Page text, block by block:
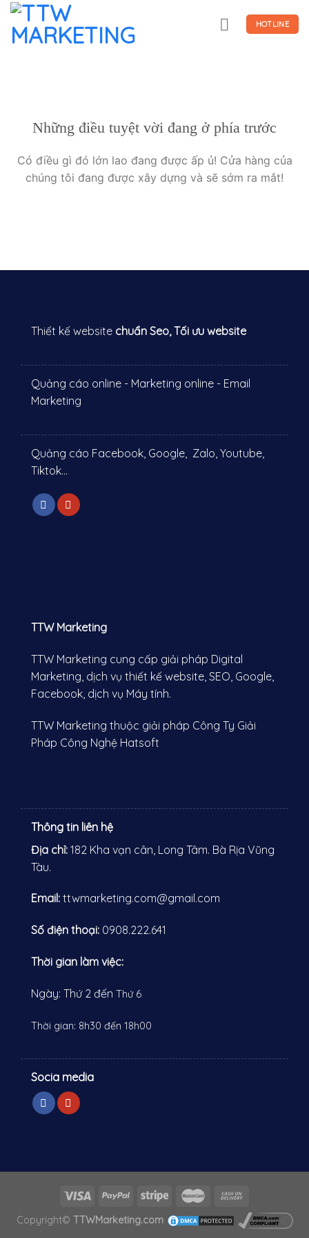
Skip
content
HOTLINE
Những điều tuyệt vời đang ở phía trước
Có điều gì đó lớn lao đang được ấp ủ! Cửa hàng của
chúng tôi đang được xây dựng và sẽ sớm ra mắt!
Thiết kế website chuẩn Seo, Tối ưu website
Quảng cáo online - Marketing online - Email
Marketing
Quảng cáo Facebook, Google, Zalo, Youtube,
Tiktok...
TTW Marketing
TTW Marketing cung cấp giải pháp Digital
Marketing, dịch vụ thiết kế website, SEO, Google,
Facebook, dịch vụ Máy tính.
TTW Marketing thuộc giải pháp Công Ty Giải
Pháp Công Nghệ Hatsoft
Thông tin liên hệ
Địa chỉ: 182 Kha vạn cân, Long Tâm. Bà Rịa Vũng
Tàu.
Email: ttwmarketing.com@gmail.com
Số điện thoại: 0908.222.641
Thời gian làm việc:
Ngày: Thứ 2 đến Thứ 6
Thời gian: 8h30 đến 18h00
Socia media
Copyright© TTWMarketing.com